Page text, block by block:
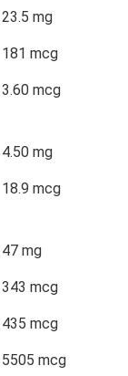
23.5 mg
181 mcg
3.60 mcg
4.50 mg
18.9 mcg
47 mg
343 mcg
435 mcg
5505 mcg